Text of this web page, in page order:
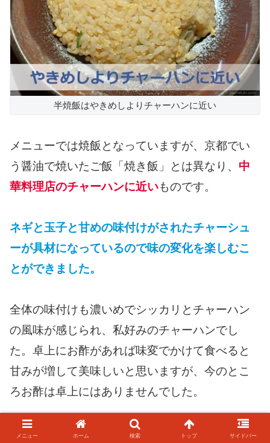
半焼飯はやきめしよりチャーハンに近い
メニューでは焼飯となっていますが、京都でい
う醤油で焼いたご飯「焼き飯」とは異なり、 中
華料理店のチャーハンに近いものです。
ネギと玉子と甘めの味付けがされたチャーシュ
ーが具材になっているので味の変化を楽しむこ
とができました。
全体の味付けも濃いめでシッカリとチャーハン
の風味が感じられ、私好みのチャーハンでし
た。卓上にお酢があれば味変でかけて食べると
甘みが増して美味しいと思いますが、今のとこ
ろお酢は卓上にはありませんでした。
Mr.京都アッキーさんの動画レビューでも詳しく
メニュー ホーム 検索 トップ サイドバー